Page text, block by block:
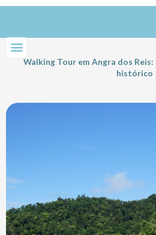
Walking Tour em Angra dos
histórico